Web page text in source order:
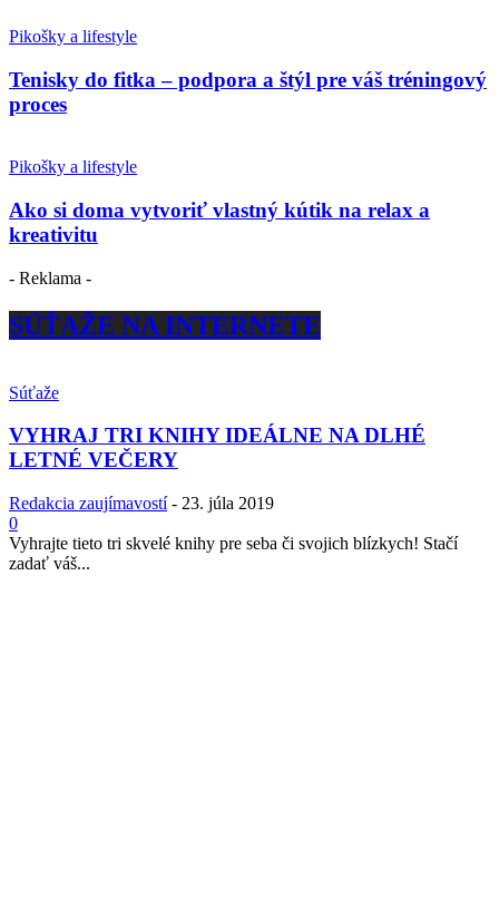
Pikošky a lifestyle
Tenisky do fitka – podpora a štýl pre váš tréningový
proces
Pikošky a lifestyle
Ako si doma vytvoriť vlastný kútik na relax a
kreativitu
- Reklama -
SÚŤAŽE NA INTERNETE
Súťaže
VYHRAJ TRI KNIHY IDEÁLNE NA DLHÉ
LETNÉ VEČERY
Redakcia zaujímavostí - 23. júla 2019
0
Vyhrajte tieto tri skvelé knihy pre seba či svojich blízkych! Stačí
zadať váš...